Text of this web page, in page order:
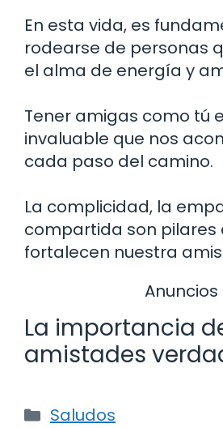
En esta vida, es
rodearse de personas
el alma de energía y
Tener amigas como tú
invaluable que nos
cada paso del camino.
La complicidad, la
compartida son pilares
fortalecen nuestra
Anuncios
La importancia
amistades
Categorías
Saludos